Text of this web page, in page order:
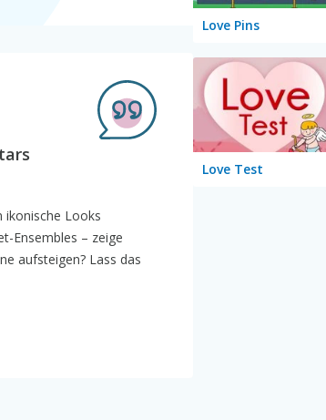
ikonische Looks
Ensembles – zeige
aufsteigen? Lass das
Love Pins
Love Test